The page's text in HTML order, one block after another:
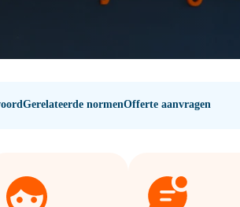
Gerelateerde normenOfferte aanvragen